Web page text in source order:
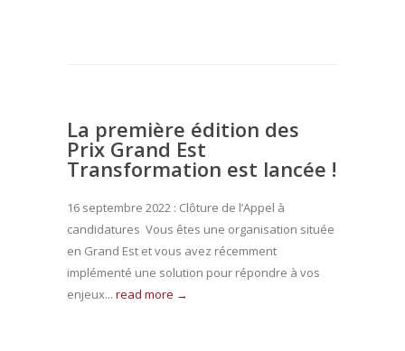
La première édition des
Prix Grand Est
Transformation est lancée !
16 septembre 2022 : Clôture de l’Appel à
candidatures Vous êtes une organisation située
en Grand Est et vous avez récemment
implémenté une solution pour répondre à vos
enjeux... read more →